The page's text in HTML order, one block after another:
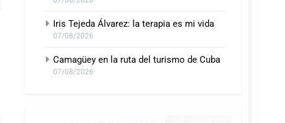
Iris Tejeda Álvarez: la terapia es mi vida
07/08/2026
Camagüey en la ruta del turismo de Cuba
07/08/2026